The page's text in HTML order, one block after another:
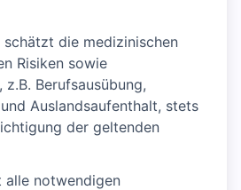
die medizinischen
Risiken sowie
z.B. Berufsausübung,
Auslandsaufenthalt, stets
der geltenden
alle notwendigen